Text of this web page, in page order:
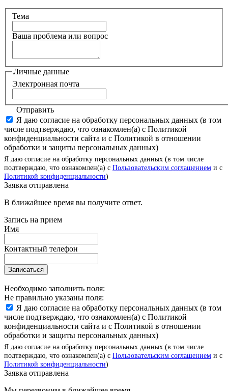
Тема
Ваша проблема или вопрос
Личные данные
Электронная почта
Отправить
Я даю согласие на обработку персональных данных (в том
числе подтверждаю, что ознакомлен(а) с Политикой
конфиденциальности сайта и с Политикой в отношении
обработки и защиты персональных данных)
Я даю согласие на обработку персональных данных (в том числе
подтверждаю, что ознакомлен(а) с Пользовательским соглашением и с
Политикой конфиденциальности)
Заявка отправлена
В ближайшее время вы получите ответ.
Запись на прием
Имя
Контактный телефон
Записаться
Необходимо заполнить поля:
Не правильно указаны поля:
Я даю согласие на обработку персональных данных (в том
числе подтверждаю, что ознакомлен(а) с Политикой
конфиденциальности сайта и с Политикой в отношении
обработки и защиты персональных данных)
Я даю согласие на обработку персональных данных (в том числе
подтверждаю, что ознакомлен(а) с Пользовательским соглашением и с
Политикой конфиденциальности)
Заявка отправлена